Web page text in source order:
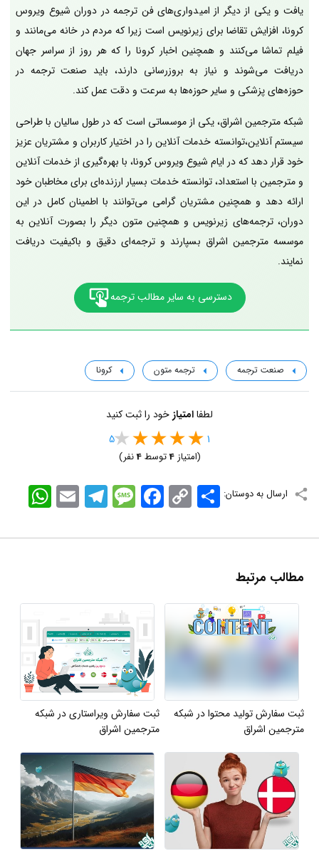
یافت و یکی از دیگر از امیدواری‌های فن ترجمه در دوران شیوع ویروس
کرونا، افزایش تقاضا برای زیرنویس است زیرا که مردم در خانه می‌مانند و
فیلم تماشا می‌کنند و همچنین اخبار کرونا را که هر روز از سراسر جهان
دریافت می‌شوند و نیاز به بروز‌رسانی دارند، باید صنعت ترجمه در
حوزه‌های پزشکی و سایر حوزه‌ها به سرعت و دقت عمل کند.
شبکه مترجمین اشراق، یکی از موسساتی است که در طول سالیان با طراحی
سیستم آنلاین،توانسته خدمات آنلاین را در اختیار کاربران و مشتریان عزیز
خود قرار دهد که در ایام شیوع ویروس کرونا، با بهره‌گیری از خدمات آنلاین
و مترجمین با استعداد، توانسته خدمات بسیار ارزنده‌ای برای مخاطبان خود
ارائه دهد و همچنین مشتریان گرامی می‌توانند با اطمینان کامل در این
دوران، ترجمه‌های زیرنویس و همچنین متون دیگر را بصورت آنلاین به
موسسه مترجمین اشراق بسپارند و ترجمه‌ای دقیق و باکیفیت دریافت
نمایند.
دسترسی به سایر مطالب ترجمه
صنعت ترجمه ترجمه متون کرونا
لطفاامتیاز خود را ثبت کنید
1
5
(امتیاز4توسط4نفر)
ارسال به دوستان: WhatsApp EmailTelegramMessageFacebook Copy
Link
اشتراک
مطالب مرتبط
ثبت سفارش تولید محتوا در شبکه
مترجمین اشراق
ثبت سفارش ویراستاری در شبکه
مترجمین اشراق